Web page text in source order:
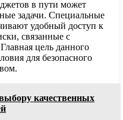
в пути может
задачи. Специальные
удобный доступ к
связанные с
цель данного
для безопасного
качественных